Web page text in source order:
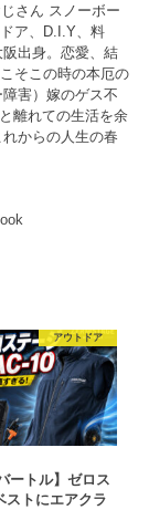
さん スノーボー
ア、D.I.Y、料
出身。恋愛、結
そこの時の本厄の
害）嫁のゲス不
離れての生活を余
からの人生の春
アウトドア
ートル】ゼロス
ストにエアクラ